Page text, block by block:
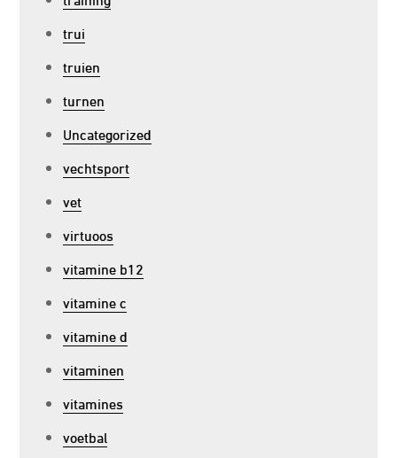
trui
truien
turnen
Uncategorized
vechtsport
vet
virtuoos
vitamine b12
vitamine c
vitamine d
vitaminen
vitamines
voetbal